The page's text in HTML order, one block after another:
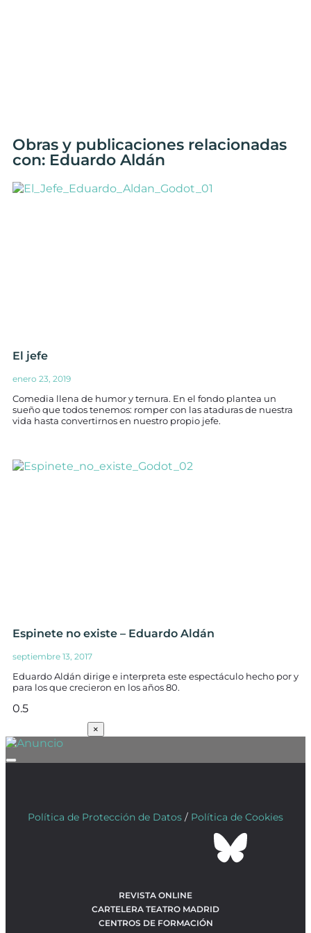
Obras y publicaciones relacionadas
con: Eduardo Aldán
El jefe
enero 23, 2019
Comedia llena de humor y ternura. En el fondo plantea un
sueño que todos tenemos: romper con las ataduras de nuestra
vida hasta convertirnos en nuestro propio jefe.
Espinete no existe – Eduardo Aldán
septiembre 13, 2017
Eduardo Aldán dirige e interpreta este espectáculo hecho por y
para los que crecieron en los años 80.
×
Política de Protección de Datos / Política de Cookies
REVISTA ONLINE
CARTELERA TEATRO MADRID
CENTROS DE FORMACIÓN